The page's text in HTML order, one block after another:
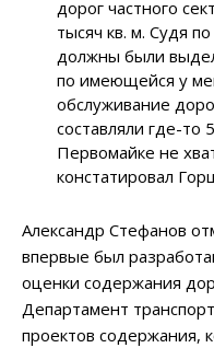
дорог частного
тысяч кв. м. Судя
должны были
по имеющейся у
обслуживание
составляли где-то
Первомайке не
констатировал
Александр Стефанов
впервые был
оценки содержания
Департамент
проектов содержания,